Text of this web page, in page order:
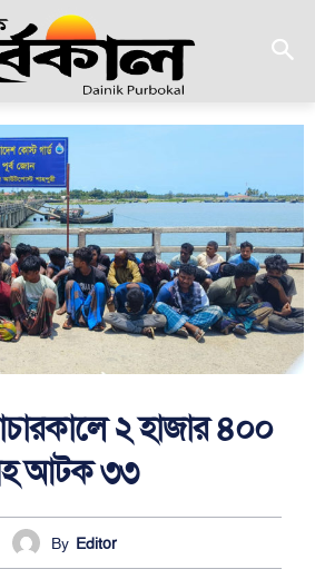
২ হাজার ৪০০
আটক ৩৩
By Editor